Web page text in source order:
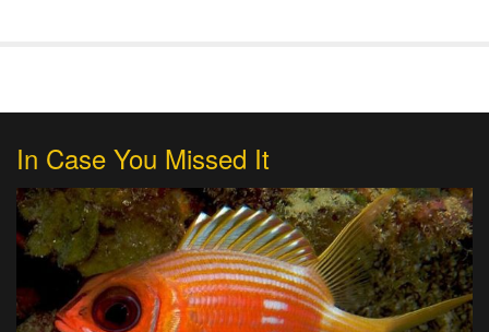
In Case You Missed It